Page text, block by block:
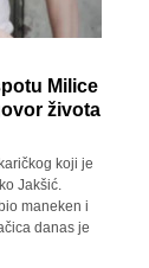
Milice
života
koji je
Jakšić.
maneken i
danas je